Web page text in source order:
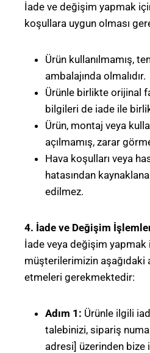
İade ve değişim yapmak
koşullara uygun olması
Ürün kullanılmamış,
ambalajında olmalıdır.
Ürünle birlikte orijinal
bilgileri de iade ile
Ürün, montaj veya
açılmamış, zarar
Hava koşulları veya
hatasından
edilmez.
4. İade ve Değişim
İade veya değişim yapmak
müşterilerimizin aşağıdaki
etmeleri gerekmektedir:
Adım 1: Ürünle ilgili
talebinizi, sipariş
adresi] üzerinden bize